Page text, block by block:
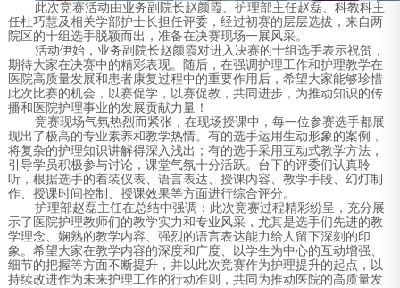
此次竞赛活动由业务副院长赵颜霞、护理部主任赵磊、科教科主
任杜巧慧及相关学部护士长担任评委，经过初赛的层层选拔，来自两
院区的十组选手脱颖而出，准备在决赛现场一展风采。
活动伊始，业务副院长赵颜霞对进入决赛的十组选手表示祝贺，
期待大家在决赛中的精彩表现。随后，在强调护理工作和护理教学在
医院高质量发展和患者康复过程中的重要作用后，希望大家能够珍惜
此次比赛的机会，以赛促学，以赛促教，共同进步，为推动知识的传
播和医院护理事业的发展贡献力量！
竞赛现场气氛热烈而紧张，在现场授课中，每一位参赛选手都展
现出了极高的专业素养和教学热情。有的选手运用生动形象的案例，
将复杂的护理知识讲解得深入浅出；有的选手采用互动式教学方法，
引导学员积极参与讨论，课堂气氛十分活跃。台下的评委们认真聆
听，根据选手的着装仪表、语言表达、授课内容、教学手段、幻灯制
作、授课时间控制、授课效果等方面进行综合评分。
护理部赵磊主任在总结中强调：此次竞赛过程精彩纷呈，充分展
示了医院护理教师们的教学实力和专业风采，尤其是选手们先进的教
学理念、娴熟的教学内容、强烈的语言表达能力给人留下深刻的印
象。希望大家在教学内容的深度和广度、以学生为中心的互动增强、
细节的把握等方面不断提升，并以此次竞赛作为护理提升的起点，以
持续改进作为未来护理工作的行动准则，共同为推动医院的高质量发